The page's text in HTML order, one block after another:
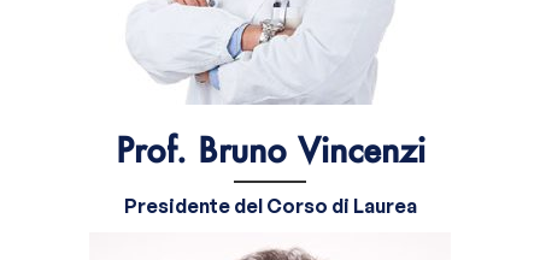
Prof. Bruno Vincenzi
Presidente del Corso di Laurea